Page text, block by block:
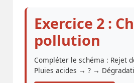
Exercice 2 :
pollution
Compléter le schéma : Rejet
Pluies acides → ? →